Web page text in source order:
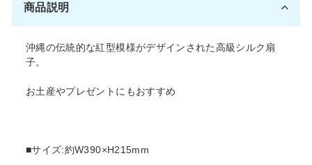
る
商品説明
沖縄の伝統的な紅型模様がデザインされた高級シルク扇
子。
お土産やプレゼントにもおすすめ
■サイズ:約W390×H215mm